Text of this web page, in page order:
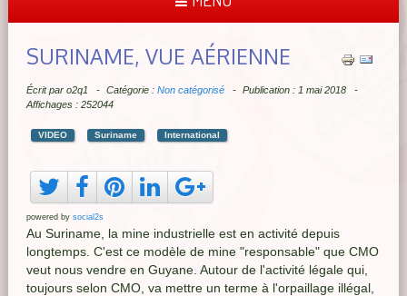
SURINAME, VUE AÉRIENNE
Écrit par o2q1 Catégorie : Non catégorisé
Publication : 1 mai 2018
Affichages : 252044
VIDEO Suriname International
powered by social2s
Au Suriname, la mine industrielle est en activité depuis
longtemps. C'est ce modèle de mine "responsable" que CMO
veut nous vendre en Guyane. Autour de l'activité légale qui,
toujours selon CMO, va mettre un terme à l'orpaillage illégal,